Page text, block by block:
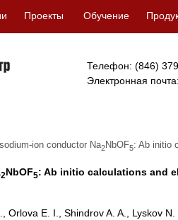
Проекты Обучение
Телефон: (846)
Электронная
ion conductor Na2NbOF5: Ab initio
2NbOF5: Ab initio calculations and
Orlova E. I., Shindrov A. A., Lyskov